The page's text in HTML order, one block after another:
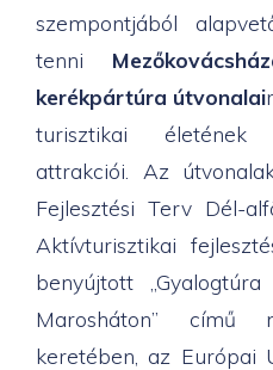
szempontjából
tenni
kerékpártúra útvonalai
turisztikai életének
attrakciói. Az
Fejlesztési Terv Dél-
Aktívturisztikai
benyújtott
Marosháton” című
keretében, az Európai